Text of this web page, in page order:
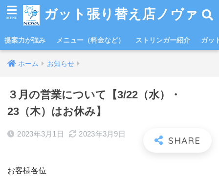
ガット張り替え店ノヴァ
提案力が強み メニュー（料金など） ストリンガー紹介 ガッ
ホーム お知らせ
３月の営業について【3/22（水）・
23（木）はお休み】
2023年3月1日 2023年3月9日
お客様各位